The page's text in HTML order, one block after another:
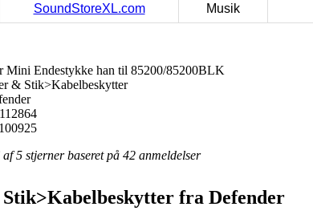
SoundStoreXL.com Musik
Mini Endestykke han til 85200/85200BLK
& Stik>Kabelbeskytter
112864
af 5 stjerner baseret på 42 anmeldelser
fra Defender